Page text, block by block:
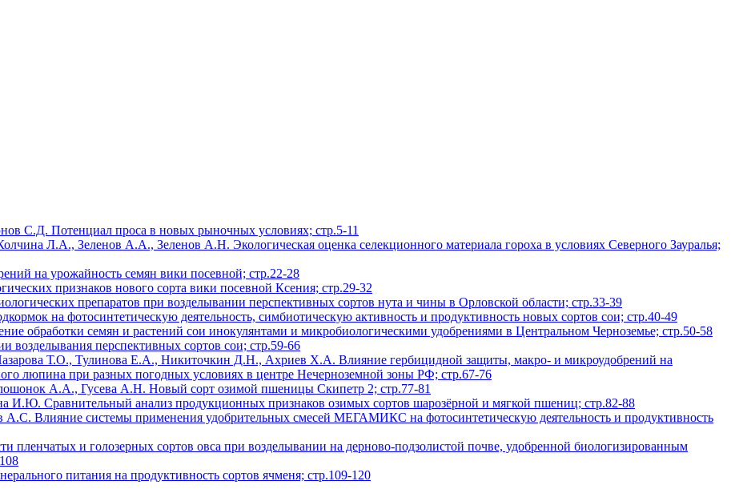
С.Д. Потенциал проса в новых рыночных условиях; стр.5-11
Л.А., Зеленов А.А., Зеленов А.Н. Экологическая оценка селекционного материала гороха в условиях Северного Зауралья;
на урожайность семян вики посевной; стр.22-28
признаков нового сорта вики посевной Ксения; стр.29-32
препаратов при возделывании перспективных сортов нута и чины в Орловской области; стр.33-39
на фотосинтетическую деятельность, симбиотическую активность и продуктивность новых сортов сои; стр.40-49
семян и растений сои инокулянтами и микробиологическими удобрениями в Центральном Черноземье; стр.50-58
возделывания перспективных сортов сои; стр.59-66
Т.О., Тулинова Е.А., Никиточкин Д.Н., Ахриев Х.А. Влияние гербицидной защиты, макро- и микроудобрений на
люпина при разных погодных условиях в центре Нечерноземной зоны РФ; стр.67-76
А.А., Гусева А.Н. Новый сорт озимой пшеницы Скипетр 2; стр.77-81
Сравнительный анализ продукционных признаков озимых сортов шарозёрной и мягкой пшениц; стр.82-88
Влияние системы применения удобрительных смесей МЕГАМИКС на фотосинтетическую деятельность и продуктивность
и голозерных сортов овса при возделывании на дерново-подзолистой почве, удобренной биологизированным
питания на продуктивность сортов ячменя; стр.109-120